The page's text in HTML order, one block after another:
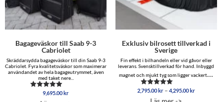
Bagageväskor till Saab 9-3
Cabriolet
Skräddarsydda bagageväskor till din Saab 9-3
Cabriolet. Fyra kvalitetsväskor som maximerar
användandet av hela bagageutrymmet, även
med taket nere...
Betygsatt
9,695.00 kr
Exklusiv bilrosett tillverkad i
Sverige
Fin effekt i bilhandeln eller vid gåvor eller
leverans. Svensktillverkad för hand. Inbyggd
magnet och mjukt tyg som ligger vackert…
Betygsatt
2,795.00 kr – 4,295.00 kr